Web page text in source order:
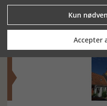
Mosefolket
Den største samling af
Silkeborg Hovedgården
Kun
Accepter